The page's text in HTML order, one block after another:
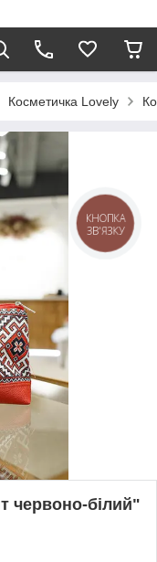
Косметичка Lovely
червоно-білий"
КНОПКА
ЗВ'ЯЗКУ